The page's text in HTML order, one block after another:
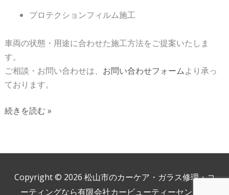
プロテクションフィルム施工
車両の状態・用途に合わせた施工方法をご提案いたしま
す。
ご相談・お問い合わせは、 お問い合わせフォームより承っ
ております。
続きを読む »
Copyright © 2026 松山市のカーケア・ガラス修理・コ
ーティングなら有限会社カービューティーセンター